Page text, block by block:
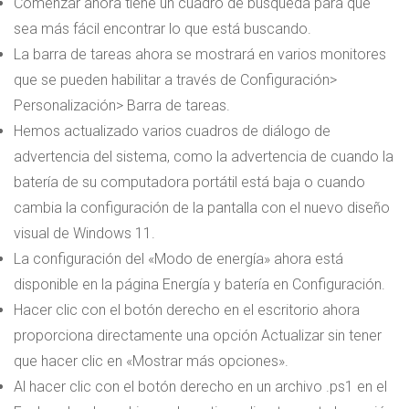
sea más fácil encontrar lo que está buscando.
La barra de tareas ahora se mostrará en varios monitores
que se pueden habilitar a través de Configuración>
Personalización> Barra de tareas.
Hemos actualizado varios cuadros de diálogo de
advertencia del sistema, como la advertencia de cuando la
batería de su computadora portátil está baja o cuando
cambia la configuración de la pantalla con el nuevo diseño
visual de Windows 11.
La configuración del «Modo de energía» ahora está
disponible en la página Energía y batería en Configuración.
Hacer clic con el botón derecho en el escritorio ahora
proporciona directamente una opción Actualizar sin tener
que hacer clic en «Mostrar más opciones».
Al hacer clic con el botón derecho en un archivo .ps1 en el